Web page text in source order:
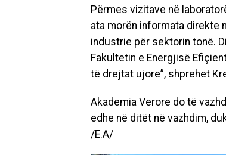
Përmes vizitave në
ata morën informata direkte
industrie për sektorin tonë.
Fakultetin e Energjisë
të drejtat ujore”, shprehet
Akademia Verore do të
edhe në ditët në vazhdim,
/E.A/